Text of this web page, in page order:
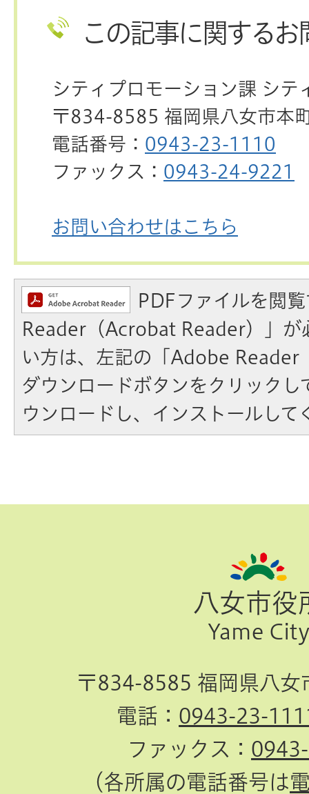
この記事に関するお
シティプロモーション課 シテ
〒834-8585 福岡県八女市本
電話番号： 0943-23-1110
ファックス： 0943-24-9221
お問い合わせはこちら
PDFファイルを閲
Reader（Acrobat Reader）」が
い方は、左記の「Adobe
ダウンロードボタンをクリックし
ウンロードし、インストールして
八女市役
Yame City
〒834-8585 福岡県八女
電話： 0943-23-
ファックス：
（各所属の電話番号は